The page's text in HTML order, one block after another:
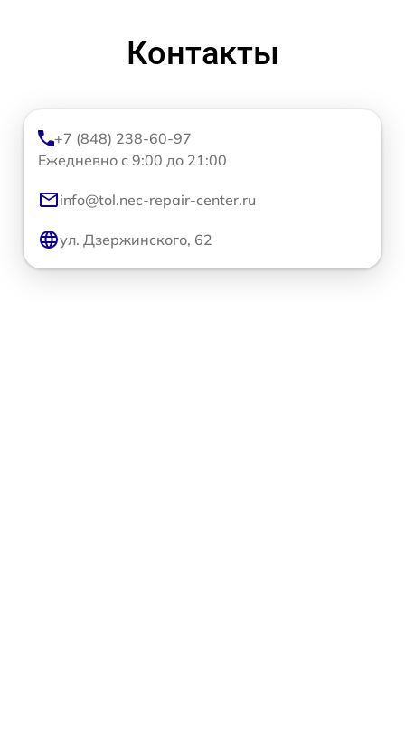
Контакты
+7 (848) 238-60-97
Ежедневно с 9:00 до 21:00
info@tol.nec-repair-center.ru
ул. Дзержинского, 62